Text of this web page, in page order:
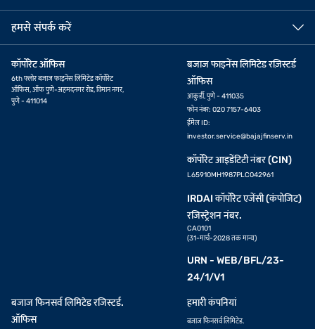
हमसे संपर्क करें
कॉर्पोरेट ऑफिस
6th फ्लोर बजाज फाइनेंस लिमिटेड कॉर्पोरेट
ऑफिस, ऑफ पुणे-अहमदनगर रोड, विमान नगर,
पुणे - 411014
बजाज फाइनेंस लिमिटेड रज़िस्टर्ड
ऑफिस
आकुर्डी, पुणे - 411035
फोन नंबर: 020 7157-6403
ईमेल ID:
investor.service@bajajfinserv.in
कॉर्पोरेट आइडेंटिटी नंबर (CIN)
L65910MH1987PLC042961
IRDAI कॉर्पोरेट एजेंसी (कंपोजिट)
रजिस्ट्रेशन नंबर.
CA0101
(31-मार्च-2028 तक मान्य)
URN - WEB/BFL/23-
24/1/V1
बजाज फिनसर्व लिमिटेड रजिस्टर्ड.
ऑफिस
हमारी कंपनियां
बजाज फिनसर्व लिमिटेड.